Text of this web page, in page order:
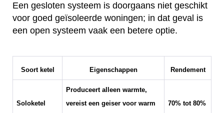
Een gesloten systeem is doorgaans niet geschikt
voor goed geïsoleerde woningen; in dat geval is
een open systeem vaak een betere optie.
Soort ketel Eigenschappen Rendement
Soloketel
Produceert alleen warmte,
vereist een geiser voor warm
70% tot 80%